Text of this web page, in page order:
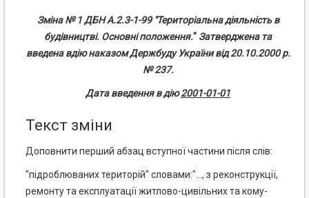
Зміна №1ДБН А.2.3-1-99 "Територіальна діяльність в
будівництві. Основні положення." Затверджена та
введена вдію наказом Держбуду України від20.10.2000р.
№ 237.
Дата введення в дію2001-01-01
Текст зміни
Доповнити перший абзац вступної частини після слів:
"підроблюваних територій" словами:"..., з реконструкції,
ремонту та експлуатації житлово-цивільних та кому­